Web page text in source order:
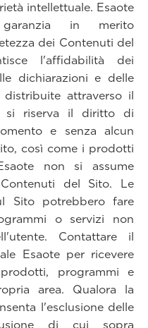
intellettuale. Esaote
in merito
dei Contenuti del
l'affidabilità dei
dichiarazioni e delle
attraverso il
si riserva il diritto di
e senza alcun
così come i prodotti
non si assume
del Sito. Le
Sito potrebbero fare
o servizi non
Contattare il
Esaote per ricevere
programmi e
area. Qualora la
l'esclusione delle
di cui sopra